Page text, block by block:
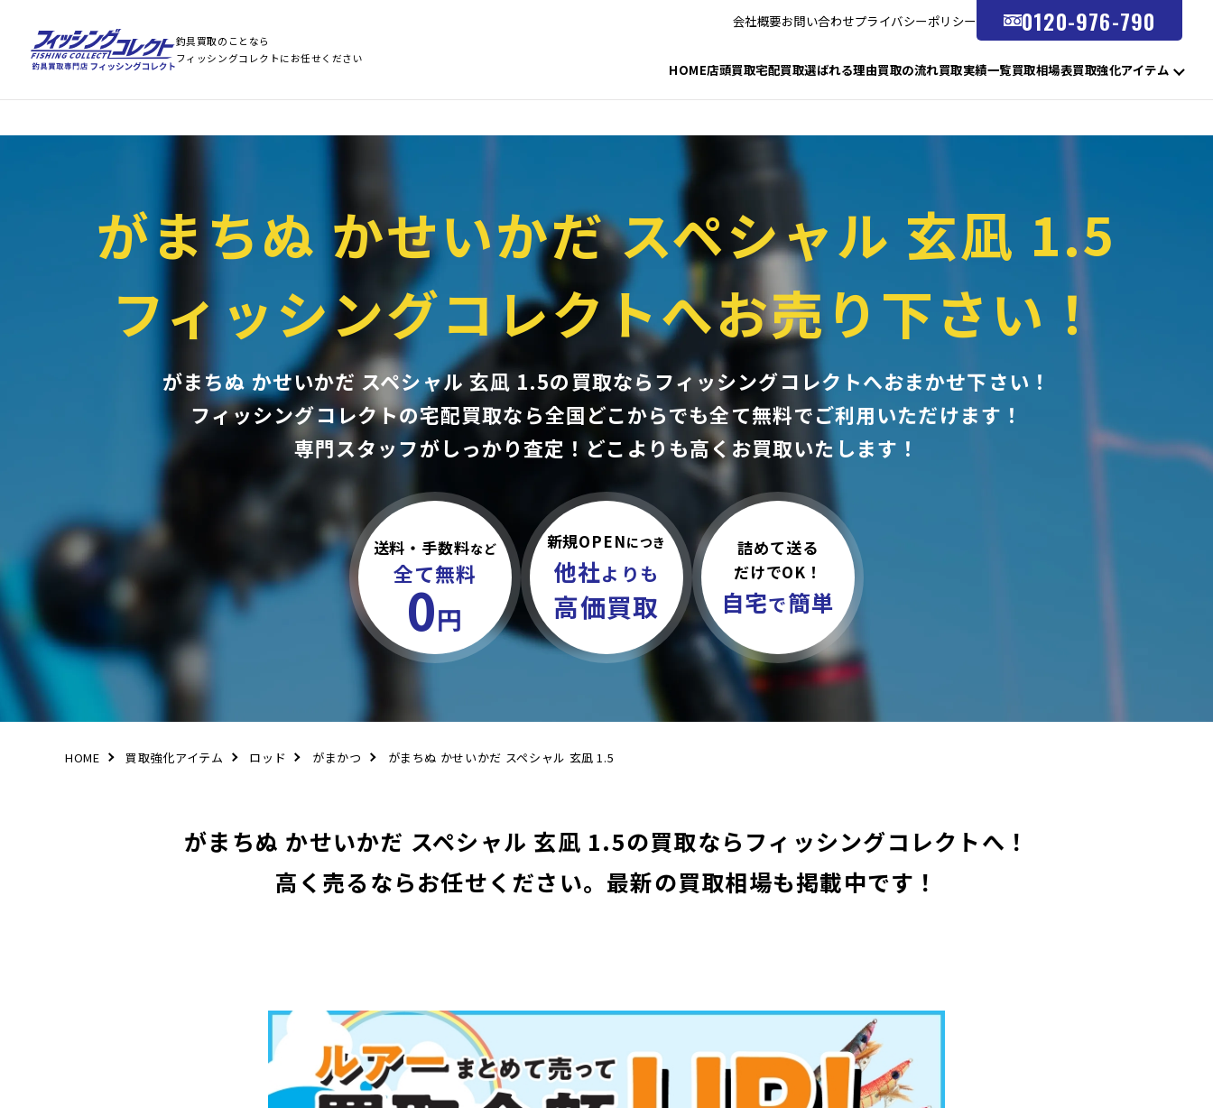
釣具買取のことなら
フィッシングコレクトにお任せください
会社概要お問い合わせプライバシーポリシー 0120-976-790
HOME店頭買取宅配買取選ばれる理由買取の流れ買取実績一覧買取相場表買取強化アイテム
Warning: Array to string conversion in
がまちぬ かせいかだ スペシャル 玄凪 1.5
フィッシングコレクトへお売り下さい！
がまちぬ かせいかだ スペシャル 玄凪 1.5の買取ならフィッシングコレクトへおまかせ下さい！
フィッシングコレクトの宅配買取なら全国どこからでも全て無料でご利用いただけます！
専門スタッフがしっかり査定！ どこよりも高くお買取いたします！
送料・手数料など
全て無料
0円
新規OPENにつき
他社よりも
高価買取
詰めて送る
だけでOK！
自宅で簡単
HOME 買取強化アイテム ロッド がまかつ がまちぬ かせいかだ スペシャル 玄凪 1.5
がまちぬ かせいかだ スペシャル 玄凪 1.5の買取ならフィッシングコレクトへ！
高く売るならお任せください。 最新の買取相場も掲載中です！